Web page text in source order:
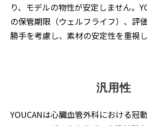
り、モデルの物性が安定しません。
の保管期限（ウェルフライフ）、評
勝手を考慮し、素材の安定性を重視し
汎用性
YOUCANは心臓血管外科における冠